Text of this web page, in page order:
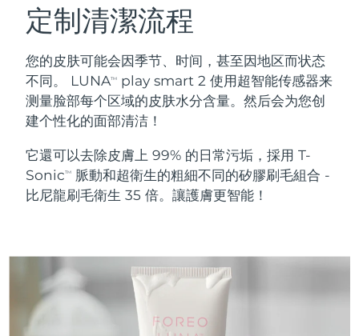
定制清潔流程
您的皮肤可能会因季节、时间，甚至因地区而状态
不同。 LUNATM
play smart 2 使用超智能传感器来
测量脸部每个区域的皮肤水分含量。然后会为您创
建个性化的面部清洁！
它還可以去除皮膚上 99% 的日常污垢，採用 T-
SonicTM
脈動和超衛生的粗細不同的矽膠刷毛組合 -
比尼龍刷毛衛生 35 倍。讓護膚更智能！
面部清潔
LUNA™ 4 套裝
Anti-aging massage
LUNA™ 4 Plus
LUNA™ 4 Men
For men, anti-aging massage
緊致提拉
BEAR™ 2 套裝
Microcurrent toning
BEAR™ 2 go
BEAR™ 2 eyes & lips
Microcurrent line smoothing device
補水保濕
UFO™ 3 套裝
UFO™ 3 LED
Near-infrared and red light therapy
口腔護理
issa™ 4
issa™ 4 plus
Smart hybrid silicone sonic toothbrush
抗老 LED 護理
NEW
奧地利
比利時 預計送達日期11/08/2026
百慕達
波士尼亞與赫塞哥維納 預計送達日期14/08/2026
汶萊 預計送達日期
加拿大 預計送達日期
智利 預計送達日期